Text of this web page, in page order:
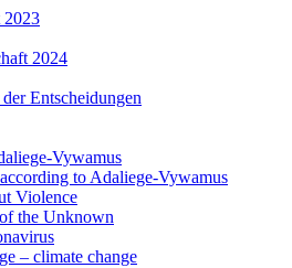
2023
2024
Entscheidungen
Vywamus
to Adaliege-Vywamus
Violence
the Unknown
– climate change